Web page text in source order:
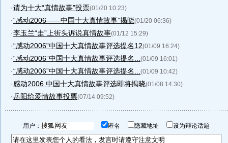
·请为十大“真情故事”投票(01/20 10:23)
·“感动2006——中国十大真情故事”揭晓(01/20 06:36)
·李玉兰“走”上街头诉说真情故事(01/12 15:29)
·“感动2006”中国十大真情故事评选提名12(01/09 16:24)
·“感动2006”中国十大真情故事评选提名... (01/09 16:01)
·“感动2006”中国十大真情故事评选提名... (01/09 10:42)
·感动2006 中国十大真情故事评选即将揭晓(01/08 14:30)
·岳阳给爱情故事投票(07/14 09:52)
用户： 匿名 隐藏地址 设为辩论话题